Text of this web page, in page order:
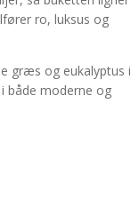
ro, luksus og
græs og eukalyptus i
både moderne og